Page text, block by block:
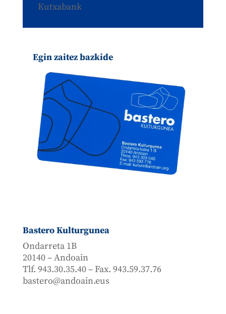
Kutxabank
Egin zaitez bazkide
Bastero Kulturgunea
Ondarreta 1B
20140 – Andoain
Tlf. 943.30.35.40 – Fax. 943.59.37.76
bastero@andoain.eus